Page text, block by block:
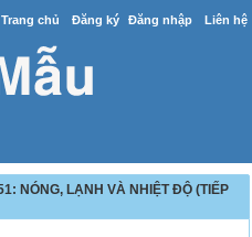
Trang chủ Đăng ký Đăng nhập Liên hệ
NÓNG, LẠNH VÀ NHIỆT ĐỘ (TIẾP